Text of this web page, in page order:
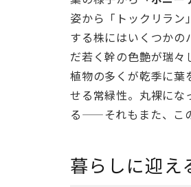
足」
「ポ
ニー
テー
ル」
——
世界
れる
姿から「トックリラン
する株にはいくつかの
だ若く幹の色艶が瑞々
植物の多くが乾季に葉
せる常緑性。丸裸にな
る——それもまた、こ
暮らしに迎